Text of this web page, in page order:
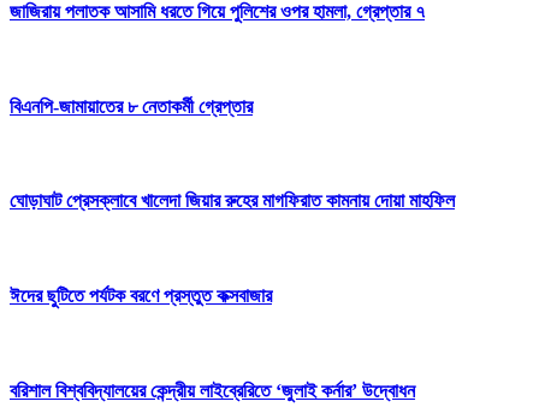
জাজিরায় পলাতক আসামি ধরতে গিয়ে পুলিশের ওপর হামলা, গ্রেপ্তার ৭
বিএনপি-জামায়াতের ৮ নেতাকর্মী গ্রেপ্তার
ঘোড়াঘাট প্রেসক্লাবে খালেদা জিয়ার রুহের মাগফিরাত কামনায় দোয়া মাহফিল
ঈদের ছুটিতে পর্যটক বরণে প্রস্তুত কক্সবাজার
বরিশাল বিশ্ববিদ্যালয়ের কেন্দ্রীয় লাইব্রেরিতে ‘জুলাই কর্নার’ উদ্বোধন